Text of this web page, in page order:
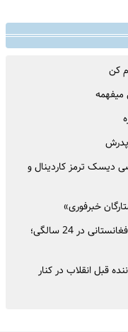
کن
میفهمه
دیسک ترمز کاردینال و
خبرفوری»
سفر به گذشته؛ گوگوش با تیپ و استایل افغانستانی در 24 سالگی؛
قبل انقلاب در کنار